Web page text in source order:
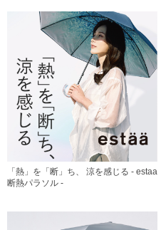
「熱」を「断」ち、 涼を感じる - estaa
断熱パラソル -